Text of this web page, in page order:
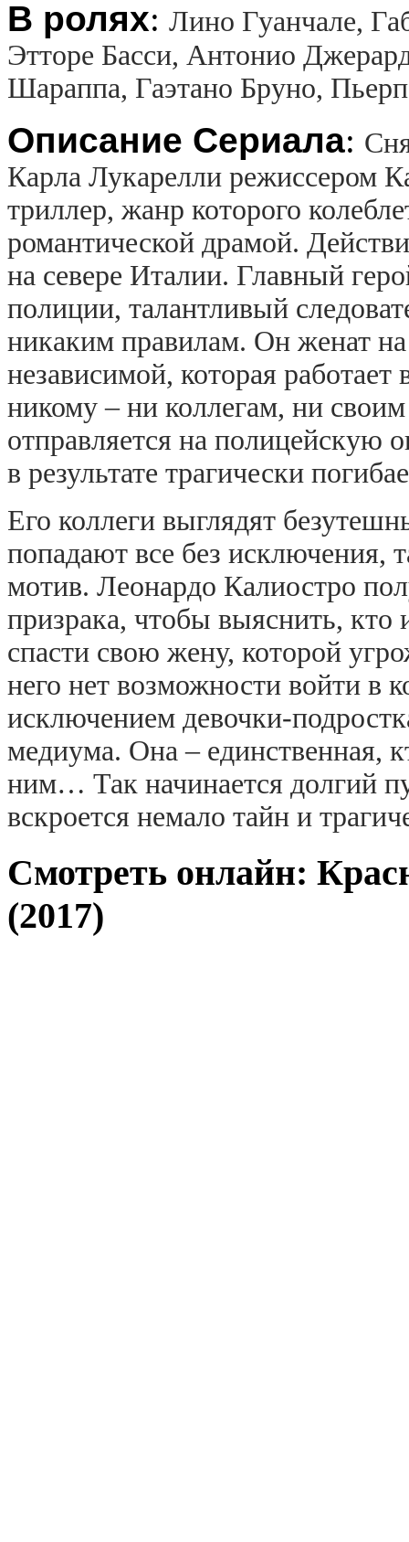
В ролях: Лино Гуанчале,
Этторе Басси, Антонио
Шараппа, Гаэтано Бруно,
Описание Сериала:
Карла Лукарелли режиссером
триллер, жанр которого
романтической драмой.
на севере Италии. Главный
полиции, талантливый
никаким правилам. Он женат
независимой, которая
никому – ни коллегам, ни
отправляется на полицейскую
в результате трагически
Его коллеги выглядят
попадают все без исключения,
мотив. Леонардо Калиостро
призрака, чтобы выяснить, кто
спасти свою жену, которой
него нет возможности войти в
исключением девочки-
медиума. Она – единственная,
ним… Так начинается долгий
вскроется немало тайн и
Смотреть онлайн:
(2017)